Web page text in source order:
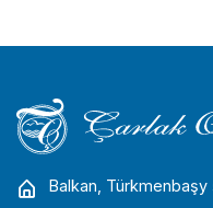
Balkan,